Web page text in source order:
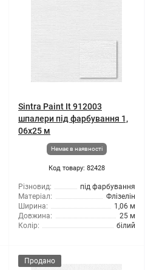
Sintra Paint It 912003
шпалери під фарбування 1,
06x25 м
Немає в наявності
Код товару: 82428
Різновид:
під фарбування
Матеріал:
Флізелін
Ширина:
1,06 м
Довжина:
25 м
Колір:
білий
Продано